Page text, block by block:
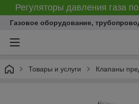
Регуляторы давления газа
Газовое оборудование,
Товары и услуги Клапаны